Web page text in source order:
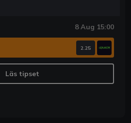
8 Aug 15:00
2.25
Läs tipset